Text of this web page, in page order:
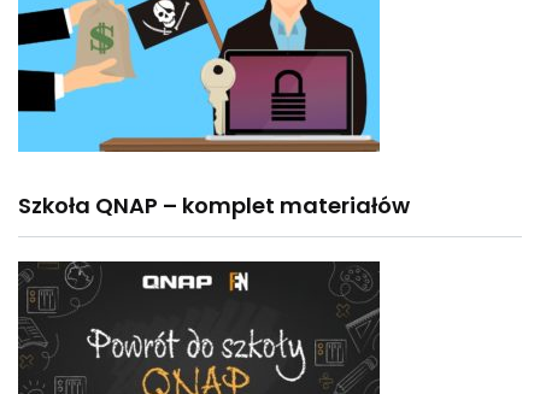
Szkoła QNAP – komplet materiałów